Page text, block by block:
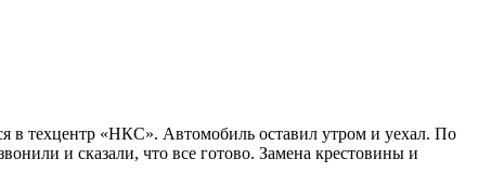
в техцентр «НКС». Автомобиль оставил утром и уехал. По
и сказали, что все готово. Замена крестовины и